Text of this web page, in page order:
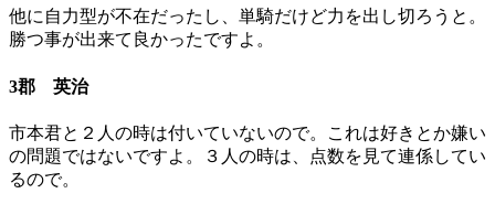
他に自力型が不在だったし、単騎だけど力を出し切ろうと。
勝つ事が出来て良かったですよ。
3郡 英治
市本君と２人の時は付いていないので。これは好きとか嫌い
の問題ではないですよ。３人の時は、点数を見て連係してい
るので。